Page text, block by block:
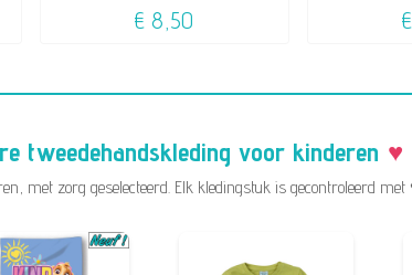
€ 8,50
tweedehandskleding voor kinderen
met zorg geselecteerd. Elk kledingstuk is gecontroleerd